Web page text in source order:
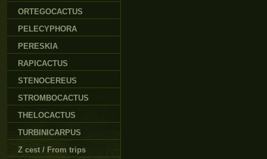
ORTEGOCACTUS
PELECYPHORA
PERESKIA
RAPICACTUS
STENOCEREUS
STROMBOCACTUS
THELOCACTUS
TURBINICARPUS
Z cest / From trips